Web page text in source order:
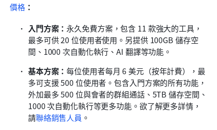
價格：
入門方案： 永久免費方案，包含 11 款強大的工具，
最多可供 20 位使用者使用。另提供 100GB 儲存空
間、1000 次自動化執行、AI 翻譯等功能。
基本方案：每位使用者每月 6 美元（按年計費），最
多可支援 500 位使用者。包含入門方案的所有功能，
外加最多 500 位與會者的群組通話、5TB 儲存空間、
1000 次自動化執行等更多功能。欲了解更多詳情，
請聯絡銷售人員 。